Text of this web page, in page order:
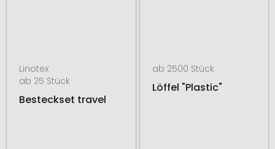
Linotex
ab 25 Stück
Besteckset travel
ab 2500 Stück
Löffel "Plastic"